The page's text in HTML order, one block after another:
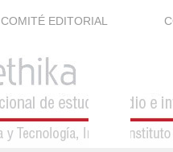
COMITÉ EDITORIAL